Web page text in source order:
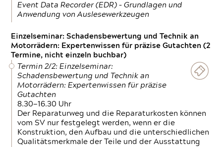
Event Data Recorder (EDR) – Grundlagen und
Anwendung von Auslesewerkzeugen
Einzelseminar: Schadensbewertung und Technik an
Motorrädern: Expertenwissen für präzise Gutachten (2
Termine, nicht einzeln buchbar)
Termin 2/2: Einzelseminar:
Schadensbewertung und Technik an
Motorrädern: Expertenwissen für präzise
Gutachten
8.30—16.30 Uhr
Der Reparaturweg und die Reparaturkosten können
vom SV nur festgelegt werden, wenn er die
Konstruktion, den Aufbau und die unterschiedlichen
Qualitätsmerkmale der Teile und der Ausstattung